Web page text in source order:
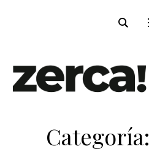
Categoría: